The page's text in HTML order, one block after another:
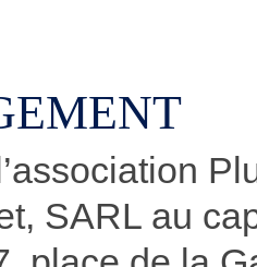
SARL au